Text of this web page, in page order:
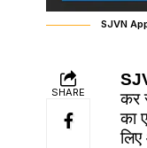
SJVN
SHARE
कर
का